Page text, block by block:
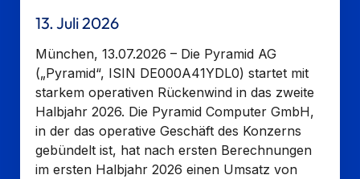
13. Juli 2026
München, 13.07.2026 – Die Pyramid AG
(„Pyramid“, ISIN DE000A41YDL0) startet mit
starkem operativen Rückenwind in das zweite
Halbjahr 2026. Die Pyramid Computer GmbH,
in der das operative Geschäft des Konzerns
gebündelt ist, hat nach ersten Berechnungen
im ersten Halbjahr 2026 einen Umsatz von